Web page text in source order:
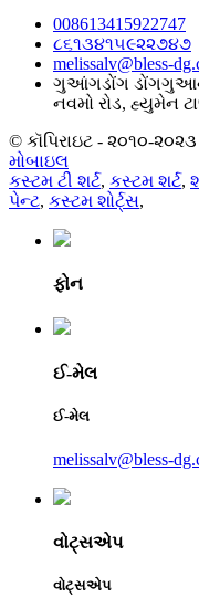
008613415922747
૮૬૧૩૪૧૫૯૨૨૭૪૭
melissalv@bless-
ગુઆંગડોંગ ડોંગગુઆન
નવમો રોડ, હ્યુમેન
© કૉપિરાઇટ - ૨૦૧૦-૨૦૨૩
મોબાઇલ
કસ્ટમ ટી શર્ટ, કસ્ટમ શર્ટ,
પેન્ટ, કસ્ટમ શોર્ટ્સ,
ફોન
ઈ-મેલ
ઈ-મેલ
melissalv@bless-
વોટ્સએપ
વોટ્સએપ